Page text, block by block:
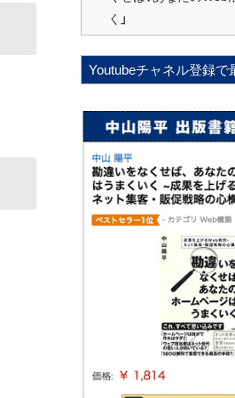
く」
Youtubeチャネル登録で